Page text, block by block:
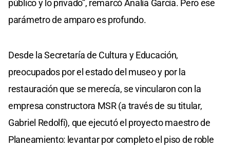
público y lo privado”, remarcó Analía García. Pero ese
parámetro de amparo es profundo.
Desde la Secretaría de Cultura y Educación,
preocupados por el estado del museo y por la
restauración que se merecía, se vincularon con la
empresa constructora MSR (a través de su titular,
Gabriel Redolfi), que ejecutó el proyecto maestro de
Planeamiento: levantar por completo el piso de roble